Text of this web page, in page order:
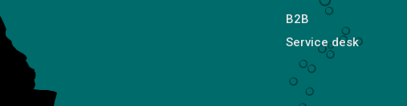
B2B
Service desk